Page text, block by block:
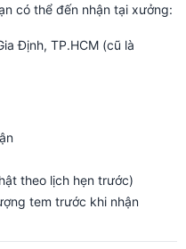
có thể đến nhận tại xưởng:
Định, TP.HCM (cũ là
theo lịch hẹn trước)
tem trước khi nhận